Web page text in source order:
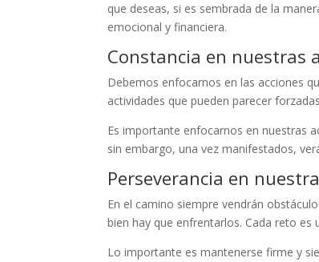
que deseas, si es sembrada de la
emocional y financiera.
Constancia en nuestras
Debemos enfocarnos en las acciones
actividades que pueden parecer
Es importante enfocarnos en nuestras
sin embargo, una vez manifestados,
Perseverancia en
En el camino siempre vendrán
bien hay que enfrentarlos. Cada reto
Lo importante es mantenerse firme y